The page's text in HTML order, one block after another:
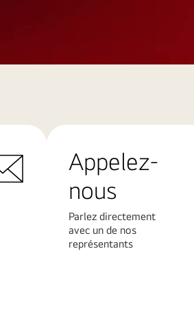
Appelez-
nous
Parlez directement
avec un de nos
représentants